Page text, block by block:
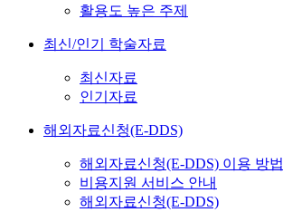
활용도 높은 주제
최신/인기 학술자료
최신자료
인기자료
해외자료신청(E-DDS)
해외자료신청(E-DDS) 이용 방법
비용지원 서비스 안내
해외자료신청(E-DDS)